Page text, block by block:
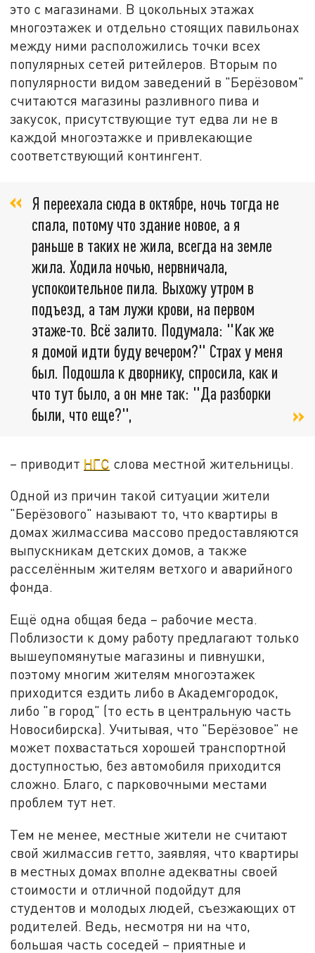
это с магазинами. В цокольных этажах
многоэтажек и отдельно стоящих павильонах
между ними расположились точки всех
популярных сетей ритейлеров. Вторым по
популярности видом заведений в "Берёзовом"
считаются магазины разливного пива и
закусок, присутствующие тут едва ли не в
каждой многоэтажке и привлекающие
соответствующий контингент.
Я переехала сюда в октябре, ночь тогда не
спала, потому что здание новое, а я
раньше в таких не жила, всегда на земле
жила. Ходила ночью, нервничала,
успокоительное пила. Выхожу утром в
подъезд, а там лужи крови, на первом
этаже-то. Всё залито. Подумала: "Как же
я домой идти буду вечером?" Страх у меня
был. Подошла к дворнику, спросила, как и
что тут было, а он мне так: "Да разборки
были, что еще?",
– приводит НГС слова местной жительницы.
Одной из причин такой ситуации жители
"Берёзового" называют то, что квартиры в
домах жилмассива массово предоставляются
выпускникам детских домов, а также
расселённым жителям ветхого и аварийного
фонда.
Ещё одна общая беда – рабочие места.
Поблизости к дому работу предлагают только
вышеупомянутые магазины и пивнушки,
поэтому многим жителям многоэтажек
приходится ездить либо в Академгородок,
либо "в город" (то есть в центральную часть
Новосибирска). Учитывая, что "Берёзовое" не
может похвастаться хорошей транспортной
доступностью, без автомобиля приходится
сложно. Благо, с парковочными местами
проблем тут нет.
Тем не менее, местные жители не считают
свой жилмассив гетто, заявляя, что квартиры
в местных домах вполне адекватны своей
стоимости и отличной подойдут для
студентов и молодых людей, съезжающих от
родителей. Ведь, несмотря ни на что,
большая часть соседей – приятные и